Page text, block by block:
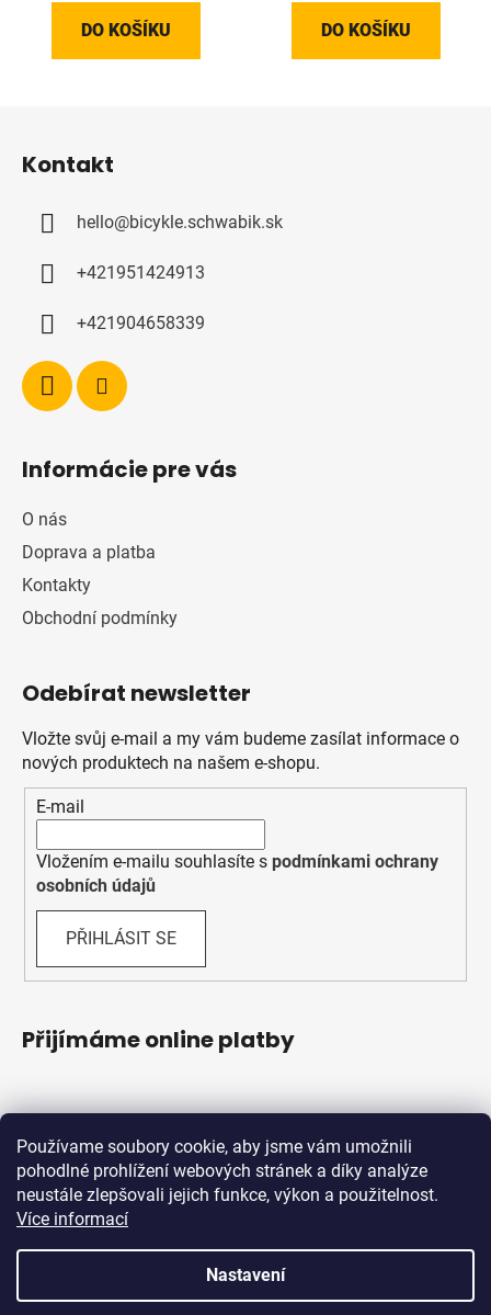
Používame soubory cookie, aby jsme vám umožnili
pohodlné prohlížení webových stránek a díky analýze
neustále zlepšovali jejich funkce, výkon a použitelnost.
Více informací
Nastavení
DO KOŠÍKU DO KOŠÍKU
Kontakt
hello@bicykle.schwabik.sk
+421951424913
+421904658339
Informácie pre vás
O nás
Doprava a platba
Kontakty
Obchodní podmínky
Odebírat newsletter
Vložte svůj e-mail a my vám budeme zasílat informace o
nových produktech na našem e-shopu.
E-mail
Vložením e-mailu souhlasíte s podmínkami ochrany
osobních údajů
PŘIHLÁSIT SE
Přijímáme online platby